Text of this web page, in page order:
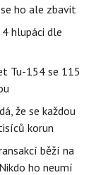
ho ale zbavit
hlupáci dle
Tu-154 se 115
že se každou
korun
běží na
ho neumí